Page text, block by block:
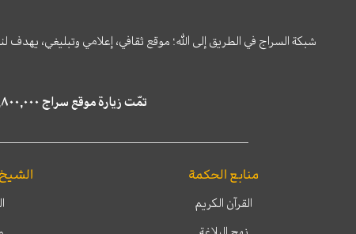
شبكة السراج في الطريق إلى الله؛ موقع ثقافي، إعلامي وتبليغي،
تمّت زيارة موقع سراج ٤,٨٠٠,٠٠٠ مرة خلال الستة أشهر الماضية، كما ظهر في نتائج البحث في محركات البحث٢٢,٢٩٠,٠٠٠ مرّة.
منابع الحكمة
القرآن الكريم